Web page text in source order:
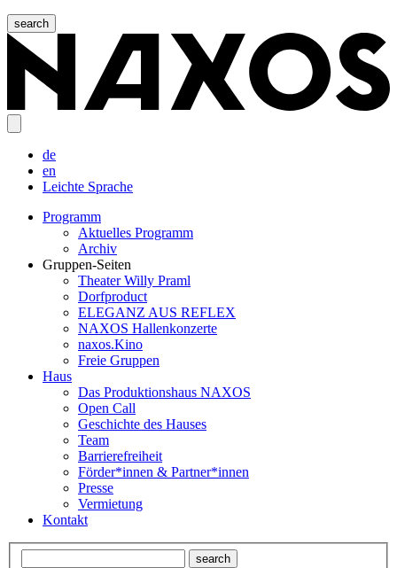
search
de
en
Leichte Sprache
Programm
Aktuelles Programm
Archiv
Gruppen-Seiten
Theater Willy Praml
Dorfproduct
ELEGANZ AUS REFLEX
NAXOS Hallenkonzerte
naxos.Kino
Freie Gruppen
Haus
Das Produktionshaus NAXOS
Open Call
Geschichte des Hauses
Team
Barrierefreiheit
Förder*innen & Partner*innen
Presse
Vermietung
Kontakt
search